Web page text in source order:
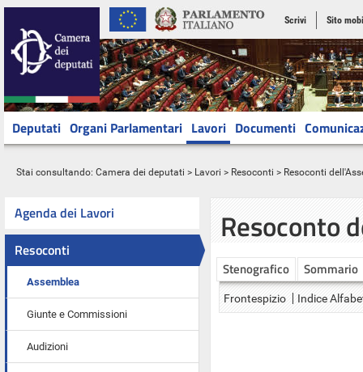
Scrivi Sito
Deputati Organi Parlamentari Lavori Documenti
Stai consultando: Camera dei deputati > Lavori > Resoconti > Resoconti
Agenda dei Lavori
Resoconti
Assemblea
Giunte e Commissioni
Audizioni
Resoconto
Stenografico Sommario
Frontespizio Indice